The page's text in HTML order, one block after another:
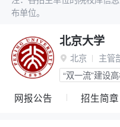
布单位。
北京大学
 北京 主管
“双一流”建设
网报公告 招生简章